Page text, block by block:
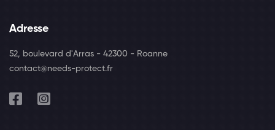
Adresse
52, boulevard d'Arras - 42300 - Roanne
contact@needs-protect.fr